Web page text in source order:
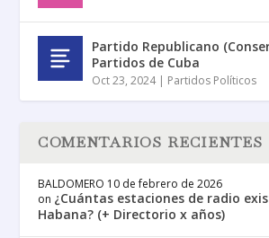
Partido Republicano
Partidos de Cuba
Oct 23, 2024| Partidos Políticos
COMENTARIOS RECIENTES
BALDOMERO 10 de febrero de 2026
on ¿Cuántas estaciones de radio
Habana? (+ Directorio x años)